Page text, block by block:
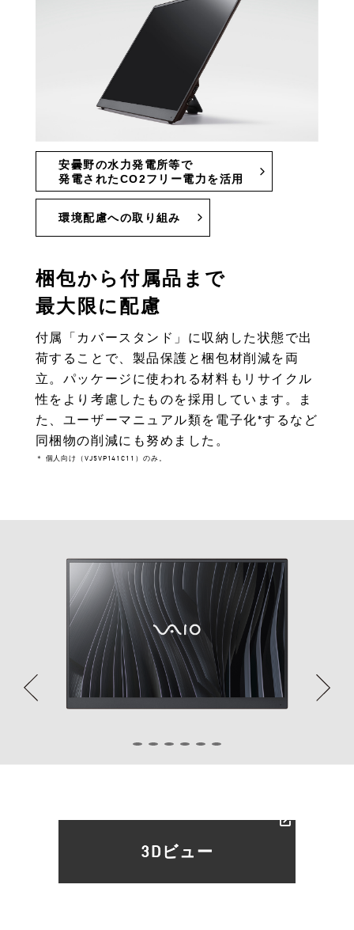
安曇野の水力発電所等で
発電されたCO2フリー電力を活用
環境配慮への取り組み
梱包から付属品まで
最大限に配慮
付属「カバースタンド」に収納した状態で出
荷することで、製品保護と梱包材削減を両
立。パッケージに使われる材料もリサイクル
性をより考慮したものを採用しています。ま
た、ユーザーマニュアル類を電子化*するなど
同梱物の削減にも努めました。
＊ 個人向け（VJ5VP141C11）のみ。
3Dビュー